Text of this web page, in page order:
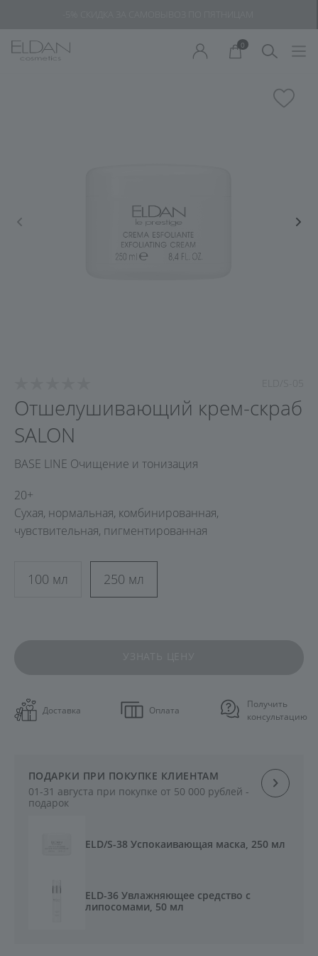
0
Отшелушивающий крем-скраб
SALON
BASE LINE Очищение и тонизация
20+
Сухая, нормальная, комбинированная,
чувствительная, пигментированная
100 мл 250 мл
Доставка Оплата
Получить
консультацию
ПОДАРКИ ПРИ ПОКУПКЕ КЛИЕНТАМ
01-31 августа при покупке от 50 000 рублей -
подарок
ELD/S-38 Успокаивающая маска, 250 мл
ELD-36 Увлажняющее средство с
липосомами, 50 мл